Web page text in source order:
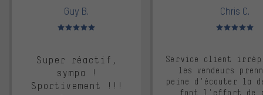
Guy B.
Note moyenne : 5 sur 5
Super réactif,
sympa !
Sportivement !!!
Chris C.
Note moyenne :
Service client
les vendeurs
peine d'écouter la
font l'effort de